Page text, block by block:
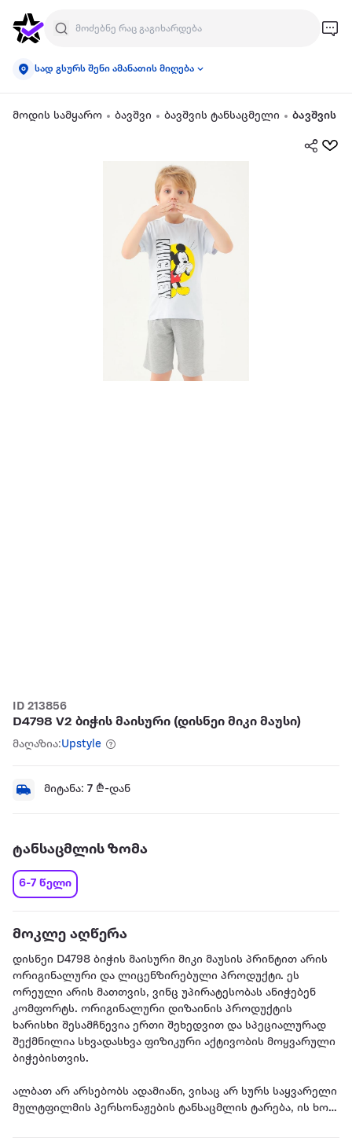
სად გსურს შენი ამანათის მიღება
მოდის სამყარო ბავშვი ბავშვის ტანსაცმელი ბავშვის
ID 213856
D4798 V2 ბიჭის მაისური (დისნეი მიკი მაუსი)
მაღაზია:Upstyle
მიტანა: 7 ₾-დან
ტანსაცმლის ზომა
6-7 წელი
მოკლე აღწერა
დისნეი D4798 ბიჭის მაისური მიკი მაუსის პრინტით არის
ორიგინალური და ლიცენზირებული პროდუქტი. ეს
ორეული არის მათთვის, ვინც უპირატესობას ანიჭებენ
კომფორტს. ორიგინალური დიზაინის პროდუქტის
ხარისხი შესამჩნევია ერთი შეხედვით და სპეციალურად
შექმნილია სხვადასხვა ფიზიკური აქტივობის მოყვარული
ბიჭებისთვის.
ალბათ არ არსებობს ადამიანი, ვისაც არ სურს საყვარელი
მულტფილმის პერსონაჟების ტანსაცმლის ტარება, ის ხომ